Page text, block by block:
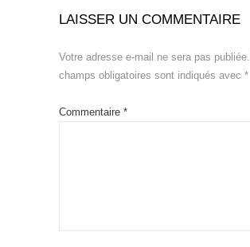
LAISSER UN COMMENTAIRE
Votre adresse e-mail ne sera pas publiée.
champs obligatoires sont indiqués avec *
Commentaire *